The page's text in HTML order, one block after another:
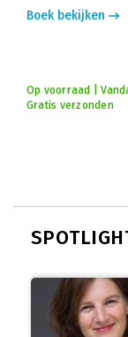
Boek bekijken
Op voorraad |
Gratis verzonden